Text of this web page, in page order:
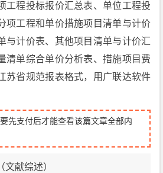
工程投标报价汇总表、单位工程投
项工程和单价措施项目清单与计价
与计价表、其他项目清单与计价汇
清单综合单价分析表、措施项目费
苏省规范报表格式，用广联达软件
先支付后才能查看该篇文章全部内
献综述）